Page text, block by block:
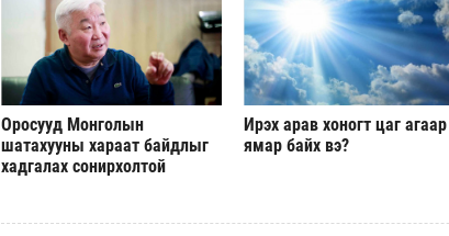
Оросууд Монголын
шатахууны хараат байдлыг
хадгалах сонирхолтой
Ирэх арав хоногт цаг агаар
ямар байх вэ?